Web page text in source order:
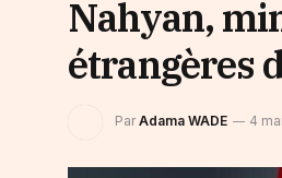
Nahyan,
étrangères
Par Adama WADE 4